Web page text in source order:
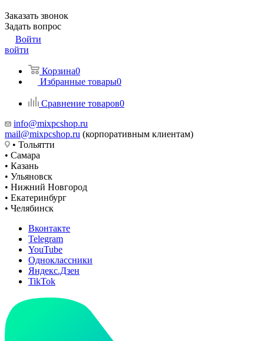
Заказать звонок
Задать вопрос
Войти
войти
Корзина0
Избранные товары0
Сравнение товаров0
info@mixpcshop.ru
mail@mixpcshop.ru (корпоративным клиентам)
• Тольятти
• Самара
• Казань
• Ульяновск
• Нижний Новгород
• Екатеринбург
• Челябинск
Вконтакте
Telegram
YouTube
Одноклассники
Яндекс.Дзен
TikTok